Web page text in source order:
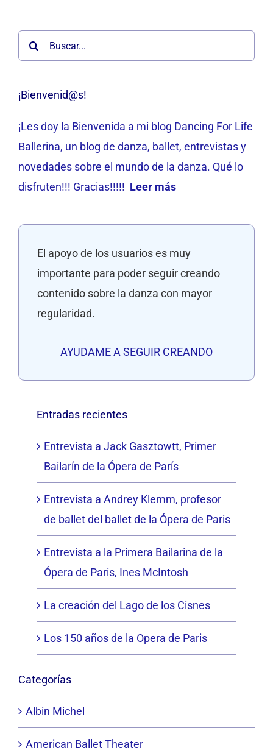
Buscar:
¡Bienvenid@s!
¡Les doy la Bienvenida a mi blog Dancing For Life
Ballerina, un blog de danza, ballet, entrevistas y
novedades sobre el mundo de la danza. Qué lo
disfruten!!! Gracias!!!!! Leer más
El apoyo de los usuarios es muy
importante para poder seguir creando
contenido sobre la danza con mayor
regularidad.
AYUDAME A SEGUIR CREANDO
Entradas recientes
Entrevista a Jack Gasztowtt, Primer
Bailarín de la Ópera de París
Entrevista a Andrey Klemm, profesor
de ballet del ballet de la Ópera de Paris
Entrevista a la Primera Bailarina de la
Ópera de Paris, Ines McIntosh
La creación del Lago de los Cisnes
Los 150 años de la Opera de Paris
Categorías
Albin Michel
American Ballet Theater